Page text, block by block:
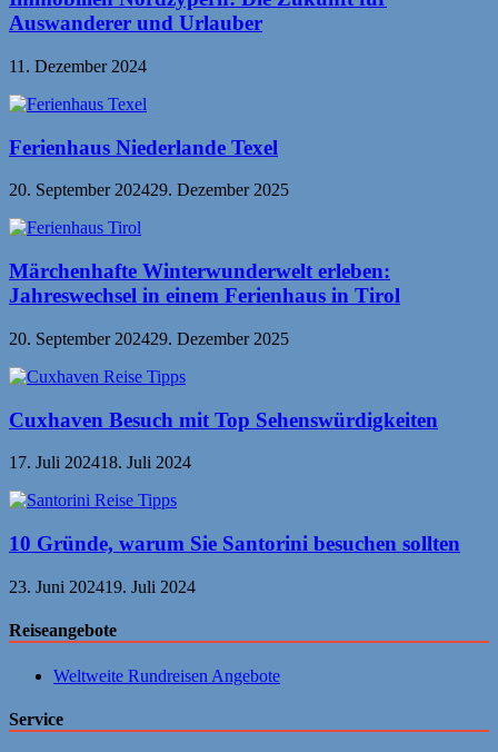
Auswanderer und Urlauber
11. Dezember 2024
Ferienhaus Niederlande Texel
20. September 202429. Dezember 2025
Märchenhafte Winterwunderwelt erleben:
Jahreswechsel in einem Ferienhaus in Tirol
20. September 202429. Dezember 2025
Cuxhaven Besuch mit Top Sehenswürdigkeiten
17. Juli 202418. Juli 2024
10 Gründe, warum Sie Santorini besuchen sollten
23. Juni 202419. Juli 2024
Reiseangebote
Weltweite Rundreisen Angebote
Service